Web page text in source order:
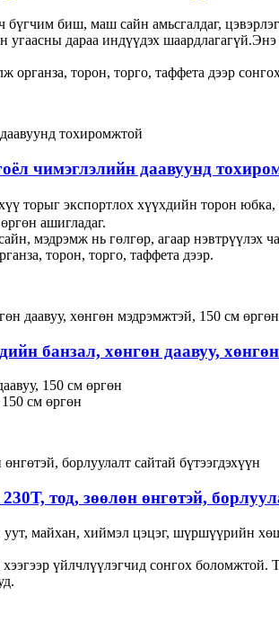
биш, маш сайн амьсгалдаг,
дараа индүүдэх
органза, торон, торго, таффета дээр
чимэглэлийн даавуунд
торыг экспортлох хүүхдийн торон
ашигладаг.
мэдрэмж нь гөлгөр, агаар нэвтрүүлэх
торон, торго, таффета дээр.
банзал, хөнгөн даавуу,
150 см өргөн
см өргөн
тод, зөөлөн өнгөтэй,
майхан, хиймэл цэцэг, шүршүүрийн
үйлчлүүлэгчид сонгох боломжтой.